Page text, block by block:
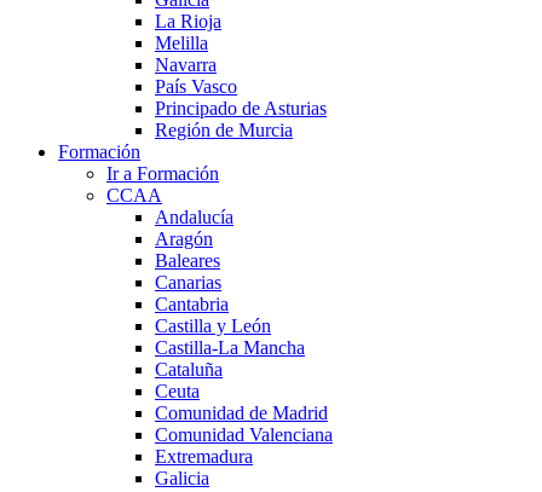
La Rioja
Melilla
Navarra
País Vasco
Principado de Asturias
Región de Murcia
Formación
Ir a Formación
CCAA
Andalucía
Aragón
Baleares
Canarias
Cantabria
Castilla y León
Castilla-La Mancha
Cataluña
Ceuta
Comunidad de Madrid
Comunidad Valenciana
Extremadura
Galicia